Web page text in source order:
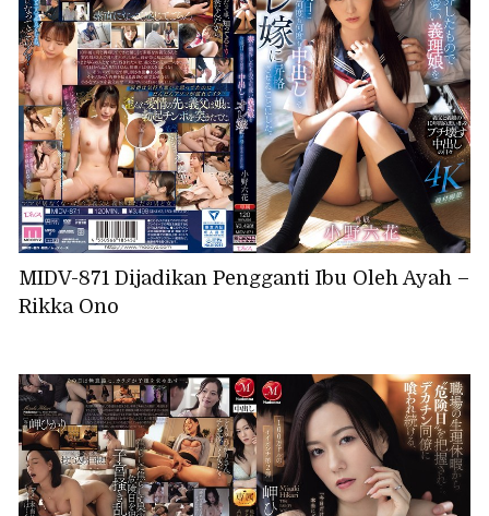
MIDV-871 Dijadikan Pengganti Ibu Oleh Ayah –
Rikka Ono